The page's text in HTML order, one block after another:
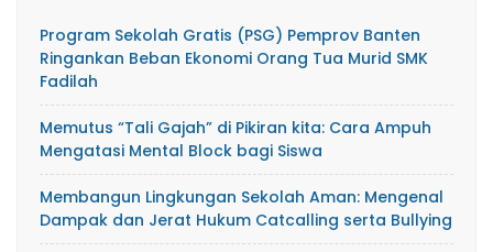
Program Sekolah Gratis (PSG) Pemprov Banten
Ringankan Beban Ekonomi Orang Tua Murid SMK
Fadilah
Memutus “Tali Gajah” di Pikiran kita: Cara Ampuh
Mengatasi Mental Block bagi Siswa
​Membangun Lingkungan Sekolah Aman: Mengenal
Dampak dan Jerat Hukum Catcalling serta Bullying